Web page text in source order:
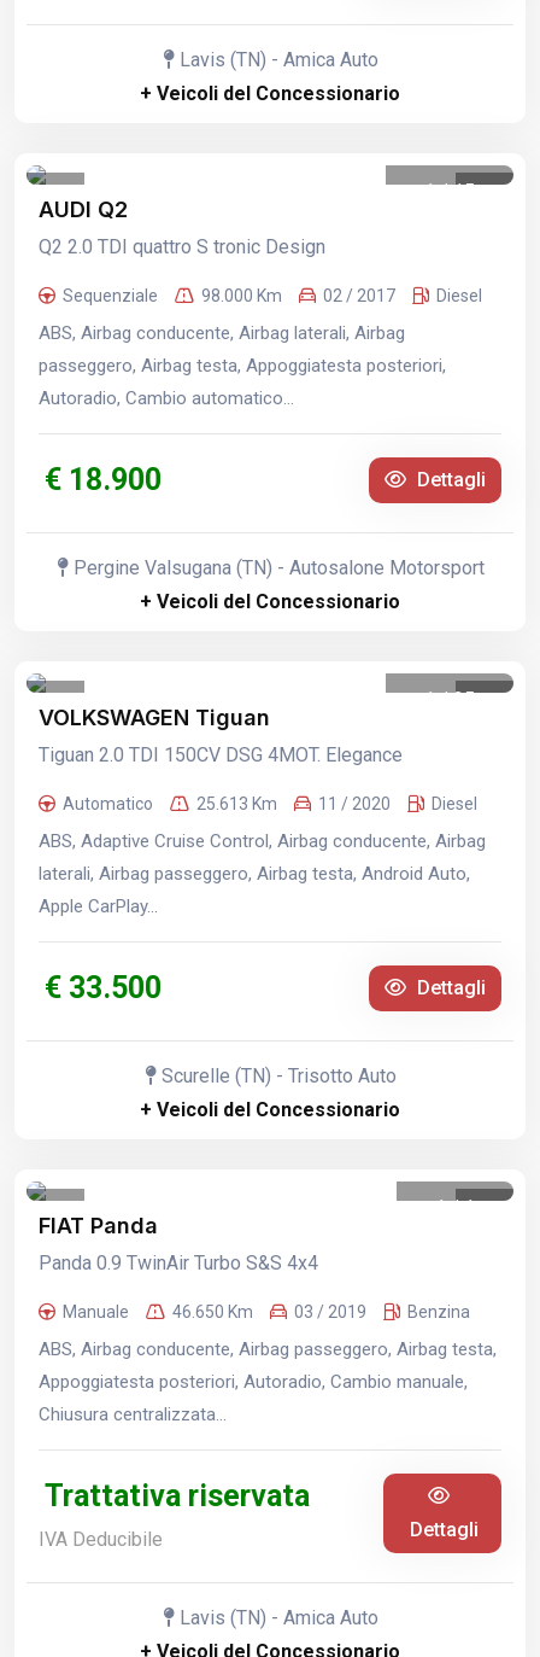
Lavis (TN) - Amica Auto
+ Veicoli del Concessionario
1 /15
AUDI Q2
Q2 2.0 TDI quattro S tronic Design
Sequenziale 98.000 Km 02 / 2017 Diesel
ABS, Airbag conducente, Airbag laterali, Airbag
passeggero, Airbag testa, Appoggiatesta posteriori,
Autoradio, Cambio automatico...
€ 18.900 Dettagli
Pergine Valsugana (TN) - Autosalone Motorsport
+ Veicoli del Concessionario
1 /25
VOLKSWAGEN Tiguan
Tiguan 2.0 TDI 150CV DSG 4MOT. Elegance
Automatico 25.613 Km 11 / 2020 Diesel
ABS, Adaptive Cruise Control, Airbag conducente, Airbag
laterali, Airbag passeggero, Airbag testa, Android Auto,
Apple CarPlay...
€ 33.500 Dettagli
Scurelle (TN) - Trisotto Auto
+ Veicoli del Concessionario
1 /1
FIAT Panda
Panda 0.9 TwinAir Turbo S&S 4x4
Manuale 46.650 Km 03 / 2019 Benzina
ABS, Airbag conducente, Airbag passeggero, Airbag testa,
Appoggiatesta posteriori, Autoradio, Cambio manuale,
Chiusura centralizzata...
Trattativa riservata
IVA Deducibile Dettagli
Lavis (TN) - Amica Auto
+ Veicoli del Concessionario